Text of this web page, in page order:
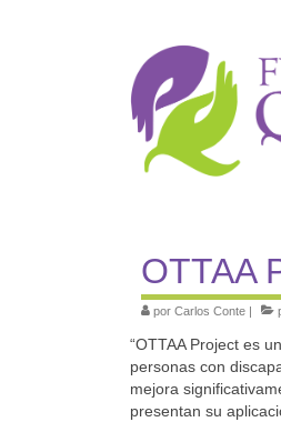
OTTAA
por Carlos Conte |
“OTTAA Project es
personas con
mejora
presentan su